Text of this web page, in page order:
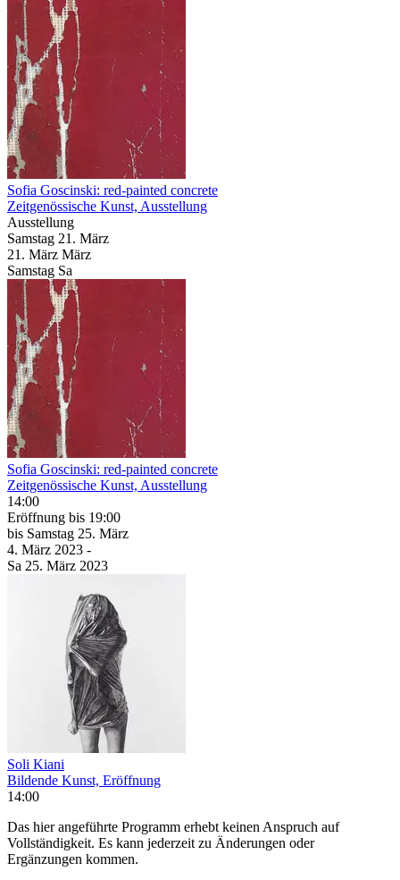
Sofia Goscinski: red-painted concrete
Zeitgenössische Kunst, Ausstellung
Ausstellung
Samstag 21. März
21. März März
Samstag Sa
Sofia Goscinski: red-painted concrete
Zeitgenössische Kunst, Ausstellung
14:00
Eröffnung bis 19:00
bis Samstag 25. März
4. März 2023 -
Sa 25. März 2023
Soli Kiani
Bildende Kunst, Eröffnung
14:00
Das hier angeführte Programm erhebt keinen Anspruch auf
Vollständigkeit. Es kann jederzeit zu Änderungen oder
Ergänzungen kommen.